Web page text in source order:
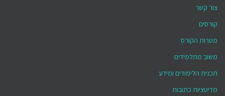
צור קשר
קורסים
מטרות הקורס
משוב מתלמידים
תכנית הלימודים ומידע
מדיטציות כתובות